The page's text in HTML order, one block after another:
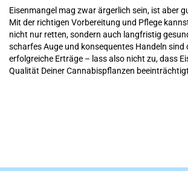
Eisenmangel mag zwar ärgerlich sein, ist aber
Mit der richtigen Vorbereitung und Pflege
nicht nur retten, sondern auch langfristig
scharfes Auge und konsequentes Handeln sind
erfolgreiche Erträge – lass also nicht zu, dass
Qualität Deiner Cannabispflanzen